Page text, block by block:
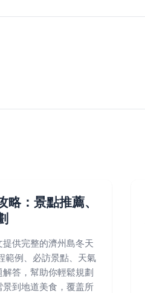
：景點推薦、
供完整的濟州島冬天
範例、必訪景點、天氣
答，幫助你輕鬆規劃
到地道美食，覆盖所